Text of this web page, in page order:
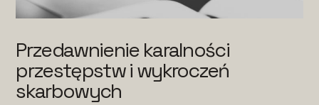
Przedawnienie karalności
przestępstw i wykroczeń
skarbowych